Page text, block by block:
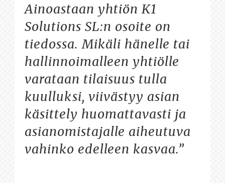
Ainoastaan yhtiön K1
Solutions SL:n osoite on
tiedossa. Mikäli hänelle tai
hallinnoimalleen yhtiölle
varataan tilaisuus tulla
kuulluksi, viivästyy asian
käsittely huomattavasti ja
asianomistajalle aiheutuva
vahinko edelleen kasvaa.”